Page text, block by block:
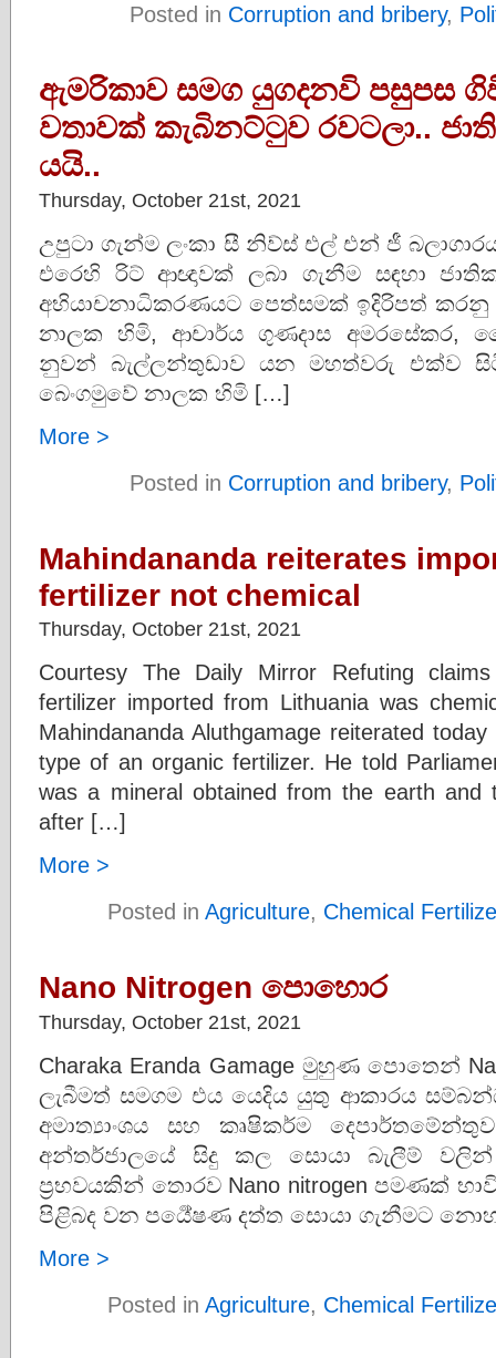
Posted in Corruption and bribery,
ඇමරිකාව සමග යුගදනවි පසුපස
වතාවක් කැබිනට්ටුව රවටලා..
යයි..
Thursday, October 21st, 2021
උපුටා ගැන්ම ලංකා සී නිව්ස් එල් එන් ජී
එරෙහි රිට් ආඥාවක් ලබා ගැනීම සඳහා
අභියාචනාධිකරණයට පෙත්සමක් ඉදිරිපත් කරනු
නාලක හිමි, ආචාර්ය ගුණදාස අමරසේකර‍,
නුවන් බැල්ලන්තුඩාව යන මහත්වරු එක්ව
බෙංගමුවේ නාලක හිමි […]
More >
Posted in Corruption and bribery,
Mahindananda reiterates
fertilizer not chemical
Thursday, October 21st, 2021
Courtesy The Daily Mirror Refuting
fertilizer imported from Lithuania was
Mahindananda Aluthgamage reiterated
type of an organic fertilizer. He told
was a mineral obtained from the earth and
after […]
More >
Posted in Agriculture, Chemical
Nano Nitrogen පොහොර
Thursday, October 21st, 2021
Charaka Eranda Gamage මුහුණ පොතෙන්
ලැබීමත් සමගම එය යෙදිය යුතු ආකාරය
අමාත්‍යාංශය සහ කෘෂිකර්ම
අන්තර්ජාලයේ සිදු කල සොයා බැලීම් වලින්
ප්‍රභවයකින් තොරව Nano nitrogen පමණක්
පිළිබද වන පර්‍යේෂණ දත්ත සොයා ගැනීමට
More >
Posted in Agriculture, Chemical